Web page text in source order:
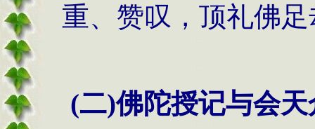
重、赞叹，顶礼佛
(二)佛陀授记与会